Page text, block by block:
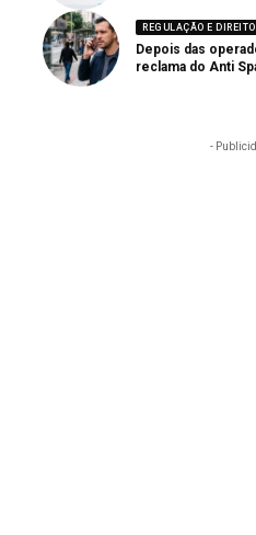
REGULAÇÃO E
Depois das
reclama do Anti
-